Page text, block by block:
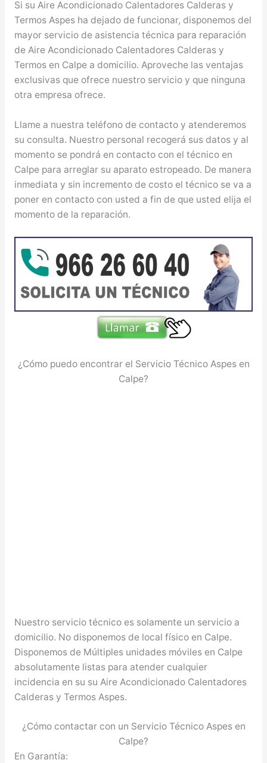
Si su Aire Acondicionado Calentadores Calderas y
Termos Aspes ha dejado de funcionar, disponemos del
mayor servicio de asistencia técnica para reparación
de Aire Acondicionado Calentadores Calderas y
Termos en Calpe a domicilio. Aproveche las ventajas
exclusivas que ofrece nuestro servicio y que ninguna
otra empresa ofrece.
Llame a nuestra teléfono de contacto y atenderemos
su consulta. Nuestro personal recogerá sus datos y al
momento se pondrá en contacto con el técnico en
Calpe para arreglar su aparato estropeado. De manera
inmediata y sin incremento de costo el técnico se va a
poner en contacto con usted a fin de que usted elija el
momento de la reparación.
¿Cómo puedo encontrar el Servicio Técnico Aspes en
Calpe?
Nuestro servicio técnico es solamente un servicio a
domicilio. No disponemos de local físico en Calpe.
Disponemos de Múltiples unidades móviles en Calpe
absolutamente listas para atender cualquier
incidencia en su su Aire Acondicionado Calentadores
Calderas y Termos Aspes.
¿Cómo contactar con un Servicio Técnico Aspes en
Calpe?
En Garantía: